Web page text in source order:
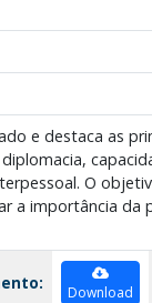
e destaca as
O
a importância da
Download